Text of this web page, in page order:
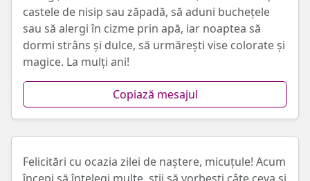
castele de nisip sau zăpadă, să aduni buchețele
sau să alergi în cizme prin apă, iar noaptea să
dormi strâns și dulce, să urmărești vise colorate și
magice. La mulți ani!
Copiază mesajul
Felicitări cu ocazia zilei de naștere, micuțule! Acum